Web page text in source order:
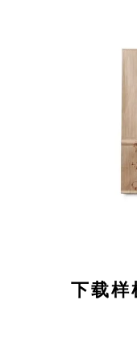
下载